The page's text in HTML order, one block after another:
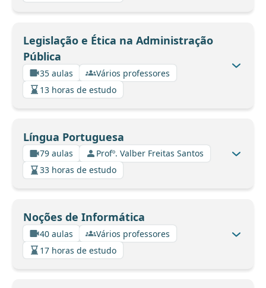
Legislação e Ética na Administração
Pública
35 aulas
Vários professores
13 horas de estudo
Língua Portuguesa
79 aulas
Profº. Valber Freitas Santos
33 horas de estudo
Noções de Informática
40 aulas
Vários professores
17 horas de estudo